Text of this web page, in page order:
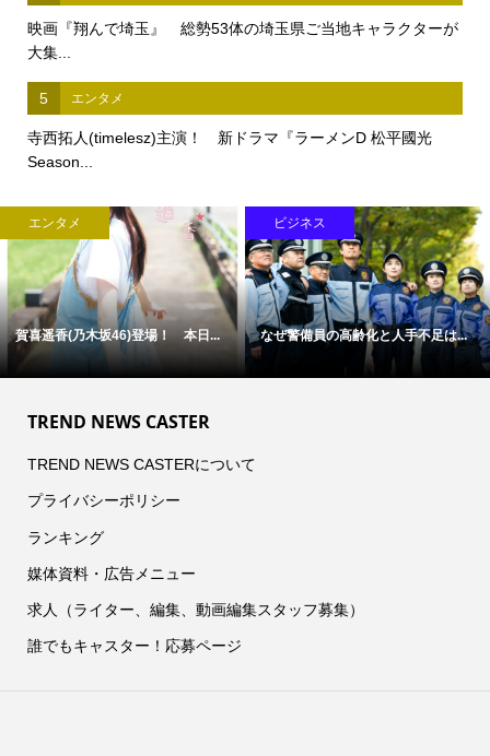
映画『翔んで埼玉』 総勢53体の埼玉県ご当地キャラクターが
大集...
5 エンタメ
寺西拓人(timelesz)主演！ 新ドラマ『ラーメンD 松平國光
Season...
エンタメ
賀喜遥香(乃木坂46)登場！ 本日...
ビジネス
なぜ警備員の高齢化と人手不足は...
TREND NEWS CASTER
TREND NEWS CASTERについて
プライバシーポリシー
ランキング
媒体資料・広告メニュー
求人（ライター、編集、動画編集スタッフ募集）
誰でもキャスター！応募ページ